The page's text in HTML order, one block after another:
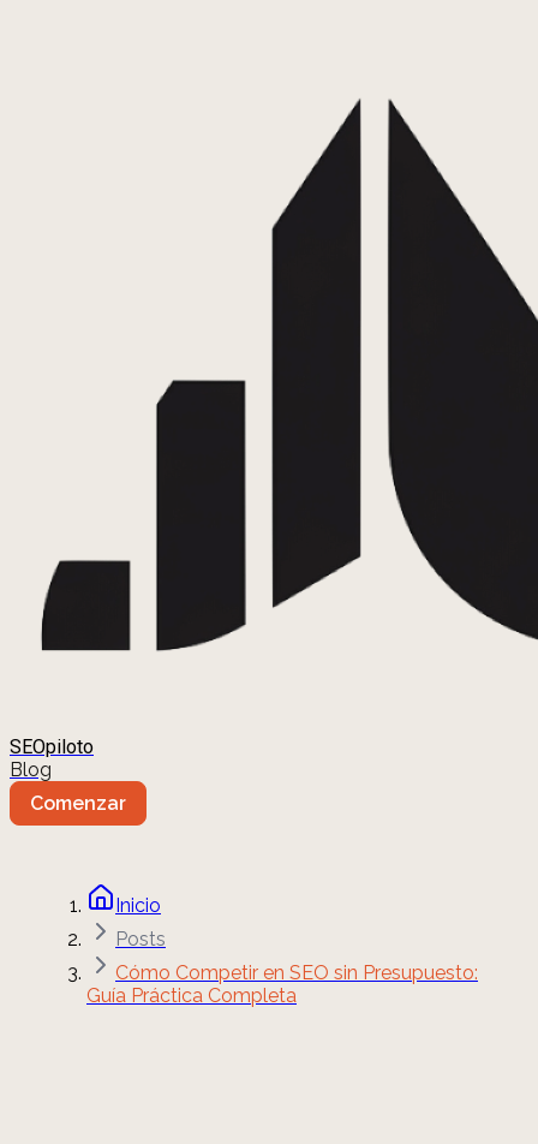
SEOpiloto
Blog
Comenzar
Inicio
Posts
Cómo Competir en SEO sin Presupuesto:
Guía Práctica Completa